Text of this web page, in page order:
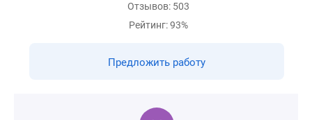
Отзывов: 503
Рейтинг: 93%
Предложить работу